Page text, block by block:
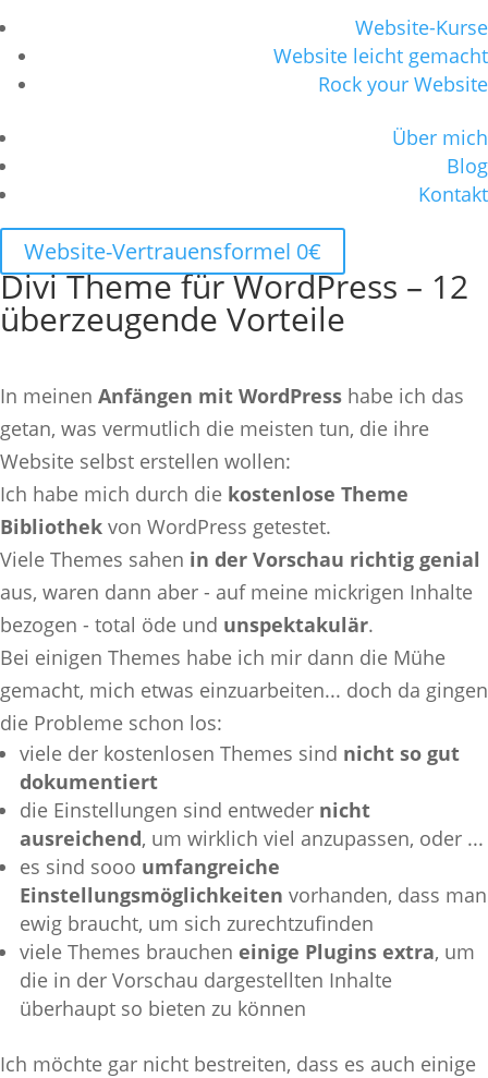
Website-Kurse
Website leicht gemacht
Rock your Website
Über mich
Blog
Kontakt
Website-Vertrauensformel 0€
Divi Theme für WordPress – 12
überzeugende Vorteile
In meinen Anfängen mit WordPress habe ich das
getan, was vermutlich die meisten tun, die ihre
Website selbst erstellen wollen:
Ich habe mich durch die kostenlose Theme
Bibliothek von WordPress getestet.
Viele Themes sahen in der Vorschau richtig genial
aus, waren dann aber - auf meine mickrigen Inhalte
bezogen - total öde und unspektakulär.
Bei einigen Themes habe ich mir dann die Mühe
gemacht, mich etwas einzuarbeiten... doch da gingen
die Probleme schon los:
viele der kostenlosen Themes sind nicht so gut
dokumentiert
die Einstellungen sind entweder nicht
ausreichend, um wirklich viel anzupassen, oder ...
es sind sooo umfangreiche
Einstellungsmöglichkeiten vorhanden, dass man
ewig braucht, um sich zurechtzufinden
viele Themes brauchen einige Plugins extra, um
die in der Vorschau dargestellten Inhalte
überhaupt so bieten zu können
Ich möchte gar nicht bestreiten, dass es auch einige